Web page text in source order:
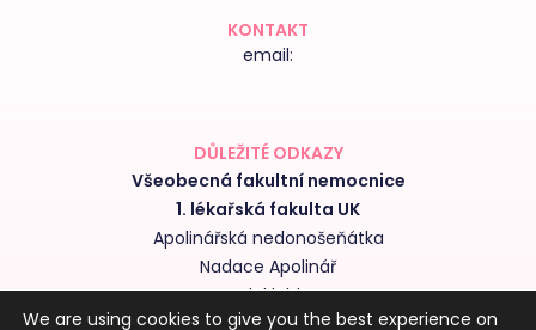
KONTAKT
email:
DŮLEŽITÉ ODKAZY
Všeobecná fakultní nemocnice
1. lékařská fakulta UK
Apolinářská nedonošeňátka
Nadace Apolinář
Nedoklubko
Výroční zprávy kliniky
We are using cookies to give you the best experience on